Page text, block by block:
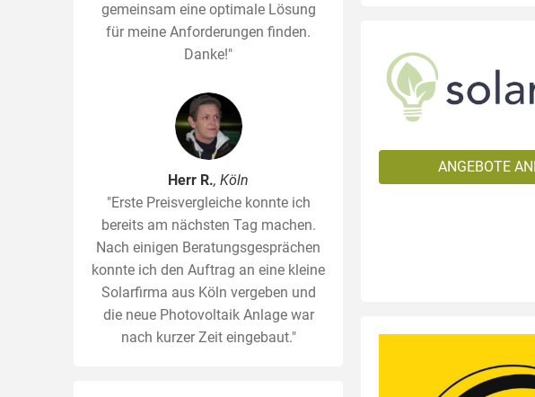
gemeinsam eine optimale Lösung
für meine Anforderungen finden.
Danke!"
Herr R., Köln
"Erste Preisvergleiche konnte ich
bereits am nächsten Tag machen.
Nach einigen Beratungsgesprächen
konnte ich den Auftrag an eine kleine
Solarfirma aus Köln vergeben und
die neue Photovoltaik Anlage war
nach kurzer Zeit eingebaut."
ANGEBOTE